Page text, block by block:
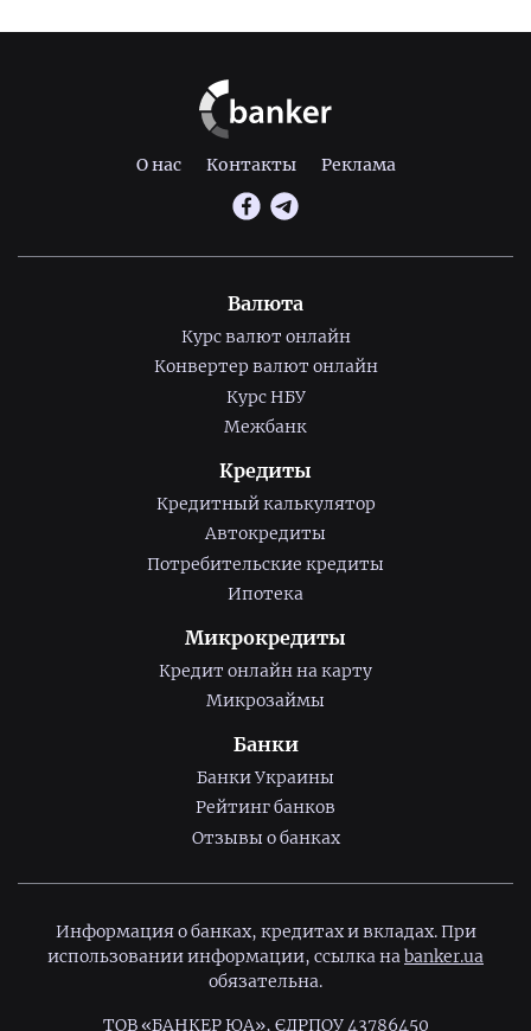
О нас Контакты Реклама
Валюта
Курс валют онлайн
Конвертер валют онлайн
Курс НБУ
Межбанк
Кредиты
Кредитный калькулятор
Автокредиты
Потребительские кредиты
Ипотека
Микрокредиты
Кредит онлайн на карту
Микрозаймы
Банки
Банки Украины
Рейтинг банков
Отзывы о банках
Информация о банках, кредитах и вкладах. При
использовании информации, ссылка наbanker.ua
обязательна.
ТОВ «БАНКЕР ЮА», ЄДРПОУ 43786450